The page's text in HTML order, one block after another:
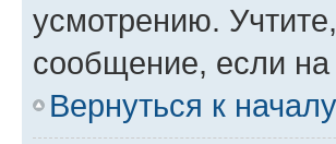
усмотрению.
сообщение, если на
Вернуться к началу